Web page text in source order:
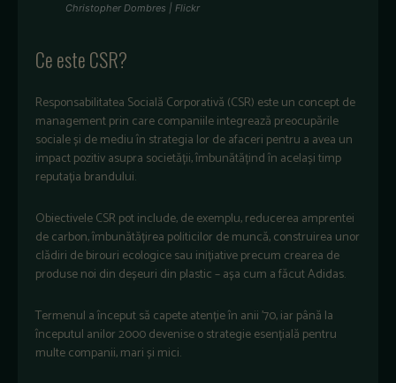
Christopher Dombres | Flickr
Ce este CSR?
Responsabilitatea Socială Corporativă (CSR) este un concept de
management prin care companiile integrează preocupările
sociale și de mediu în strategia lor de afaceri pentru a avea un
impact pozitiv asupra societății, îmbunătățind în același timp
reputația brandului.
Obiectivele CSR pot include, de exemplu, reducerea amprentei
de carbon, îmbunătățirea politicilor de muncă, construirea unor
clădiri de birouri ecologice sau inițiative precum crearea de
produse noi din deșeuri din plastic – așa cum a făcut Adidas.
Termenul a început să capete atenție în anii ’70, iar până la
începutul anilor 2000 devenise o strategie esențială pentru
multe companii, mari și mici.